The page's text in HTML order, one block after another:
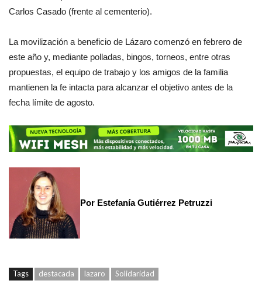
Carlos Casado (frente al cementerio).
La movilización a beneficio de Lázaro comenzó en febrero de
este año y, mediante polladas, bingos, torneos, entre otras
propuestas, el equipo de trabajo y los amigos de la familia
mantienen la fe intacta para alcanzar el objetivo antes de la
fecha límite de agosto.
Por Estefanía Gutiérrez Petruzzi
Tags destacada lazaro Solidaridad